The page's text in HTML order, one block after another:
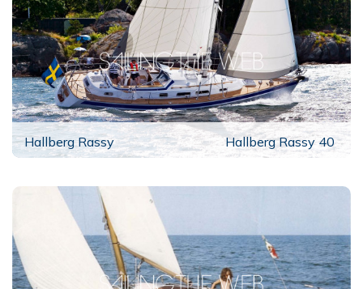
Hallberg Rassy Hallberg Rassy 40